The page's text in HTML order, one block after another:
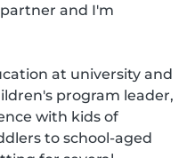
and I'm
at university and
program leader,
with kids of
to school-aged